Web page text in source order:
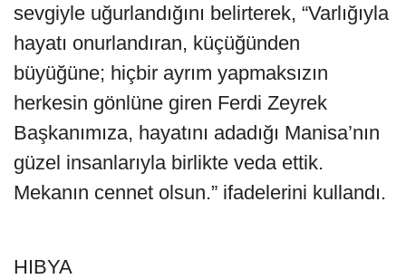
sevgiyle uğurlandığını belirterek, “Varlığıyla
hayatı onurlandıran, küçüğünden
büyüğüne; hiçbir ayrım yapmaksızın
herkesin gönlüne giren Ferdi Zeyrek
Başkanımıza, hayatını adadığı Manisa’nın
güzel insanlarıyla birlikte veda ettik.
Mekanın cennet olsun.” ifadelerini kullandı.
HIBYA